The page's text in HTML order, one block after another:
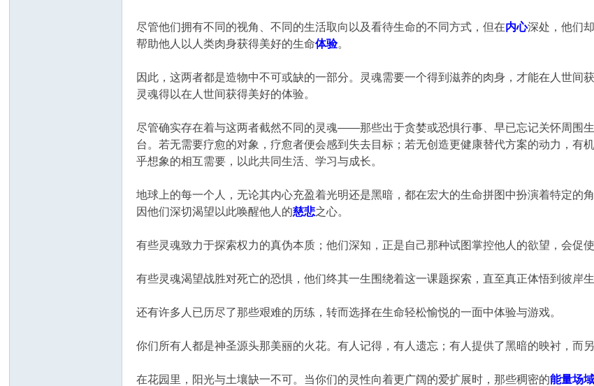
尽管他们拥有不同的视角、不同的生活取向以及看待生命的不同方式，但在内心深处，他们
帮助他人以人类肉身获得美好的生命体验。
因此，这两者都是造物中不可或缺的一部分。灵魂需要一个得到滋养的肉身，才能在人世间
灵魂得以在人世间获得美好的体验。
尽管确实存在着与这两者截然不同的灵魂——那些出于贪婪或恐惧行事、早已忘记关怀周
台。若无需要疗愈的对象，疗愈者便会感到失去目标；若无创造更健康替代方案的动力，有
乎想象的相互需要，以此共同生活、学习与成长。
地球上的每一个人，无论其内心充盈着光明还是黑暗，都在宏大的生命拼图中扮演着特定的
因他们深切渴望以此唤醒他人的慈悲之心。
有些灵魂致力于探索权力的真伪本质；他们深知，正是自己那种试图掌控他人的欲望，会促
有些灵魂渴望战胜对死亡的恐惧，他们终其一生围绕着这一课题探索，直至真正体悟到彼岸生
还有许多人已历尽了那些艰难的历练，转而选择在生命轻松愉悦的一面中体验与游戏。
你们所有人都是神圣源头那美丽的火花。有人记得，有人遗忘；有人提供了黑暗的映衬，而
在花园里，阳光与土壤缺一不可。当你们的灵性向着更广阔的爱扩展时，那些稠密的能量场域